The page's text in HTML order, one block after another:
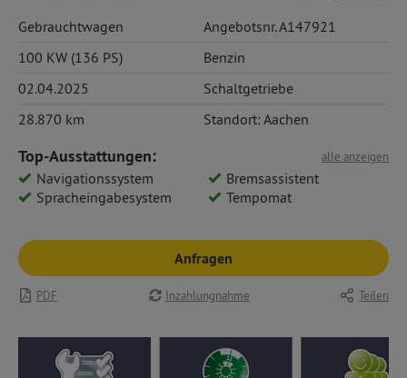
Gebrauchtwagen
Angebotsnr. A147921
100 KW (136 PS)
Benzin
02.04.2025
Schaltgetriebe
28.870 km
Standort: Aachen
alle anzeigen
Top-Ausstattungen:
Navigationssystem
Bremsassistent
Spracheingabesystem
Tempomat
Anfragen
PDF Inzahlungnahme Teilen